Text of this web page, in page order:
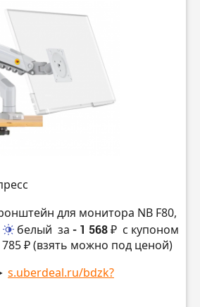
для монитора NB F80,
белый за - 1 568 ₽ с купоном
₽ (взять можно под ценой)
s.uberdeal.ru/bdzk?